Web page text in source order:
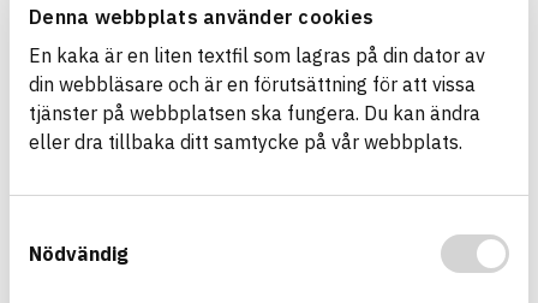
Denna webbplats använder cookies
En kaka är en liten textfil som lagras på din dator av
din webbläsare och är en förutsättning för att vissa
tjänster på webbplatsen ska fungera. Du kan ändra
eller dra tillbaka ditt samtycke på vår webbplats.
Nödvändig
458957
HÄLSO- OCH MILJÖ­FARLIGHET Information finns
CIRKULARITET Information ej lämnad
EMISSIONER OCH TESTER Information ej lämnad